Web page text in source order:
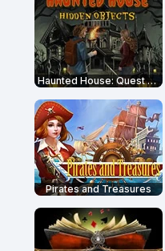
Haunted House: Quest For The Magic Book
Pirates and Treasures